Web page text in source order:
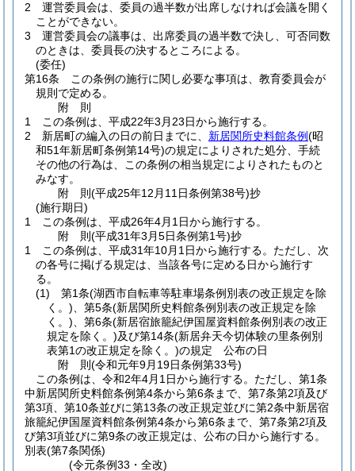
2
運営委員会は、委員の過半数が出席しなければ会議を開く
ことができない。
3
運営委員会の議事は、出席委員の過半数で決し、可否同数
のときは、委員長の決するところによる。
(委任)
第16条
この条例の施行に関し必要な事項は、教育委員会が
規則で定める。
附 則
1
この条例は、平成22年3月23日から施行する。
2
新居町の編入の日の前日までに、 新居関所史料館条例(昭
和51年新居町条例第14号)の規定によりされた処分、手続
その他の行為は、この条例の相当規定によりされたものと
みなす。
附 則(平成25年12月11日条例第38号)抄
(施行期日)
1
この条例は、平成26年4月1日から施行する。
附 則(平成31年3月5日条例第1号)抄
1
この条例は、平成31年10月1日から施行する。 ただし、次
の各号に掲げる規定は、当該各号に定める日から施行す
る。
(1)
第1条(湖西市自転車等駐車場条例別表の改正規定を除
く。) 、第5条(新居関所史料館条例別表の改正規定を除
く。) 、第6条(新居宿旅籠紀伊国屋資料館条例別表の改正
規定を除く。)及び第14条(新居弁天今切体験の里条例別
表第1の改正規定を除く。)の規定 公布の日
附 則(令和元年9月19日条例第33号)
この条例は、令和2年4月1日から施行する。 ただし、第1条
中新居関所史料館条例第4条から第6条まで、第7条第2項及び
第3項、第10条並びに第13条の改正規定並びに第2条中新居宿
旅籠紀伊国屋資料館条例第4条から第6条まで、第7条第2項及
び第3項並びに第9条の改正規定は、公布の日から施行する。
別表(第7条関係)
(令元条例33・全改)